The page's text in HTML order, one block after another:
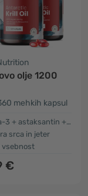
olje 1200
mehkih kapsul
+ astaksantin + holin
srca in jeter
vsebnost
€